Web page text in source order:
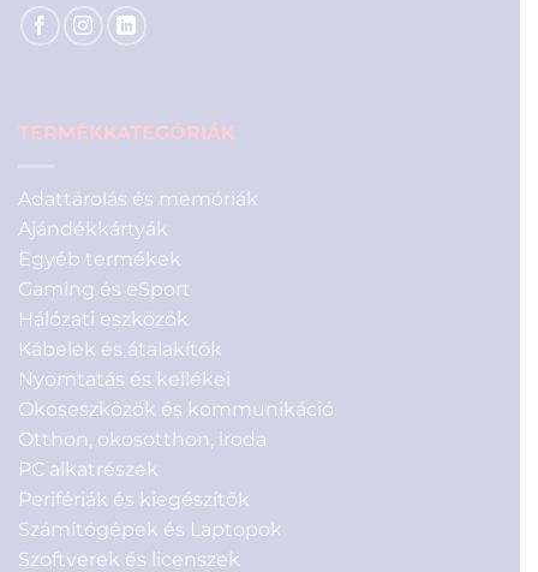
TERMÉKKATEGÓRIÁK
Adattárolás és memóriák
Ajándékkártyák
Egyéb termékek
Gaming és eSport
Hálózati eszközök
Kábelek és átalakítók
Nyomtatás és kellékei
Okoseszközök és kommunikáció
Otthon, okosotthon, iroda
PC alkatrészek
Perifériák és kiegészítők
Számítógépek és Laptopok
Szoftverek és licenszek